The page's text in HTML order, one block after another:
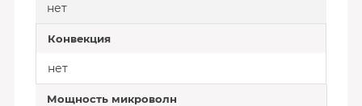
нет
Конвекция
нет
Мощность микроволн